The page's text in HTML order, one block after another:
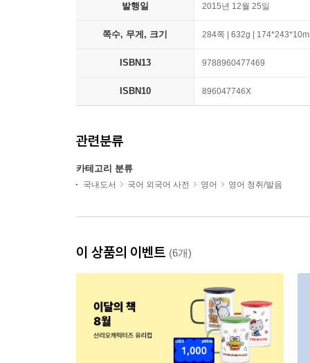
발행일 2015년 12월 25일
쪽수, 무게, 크기 284쪽 | 632g |
ISBN13 9788960477469
ISBN10 896047746X
관련분류
카테고리 분류
국내도서 국어 외국어 사전 영어 영어 청취/발음
이 상품의 이벤트 (6개)